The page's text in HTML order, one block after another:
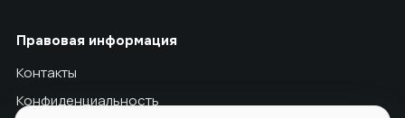
Правовая информация
Контакты
Конфиденциальность